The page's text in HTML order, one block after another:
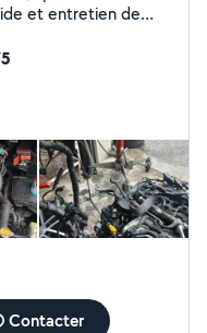
et entretien de
fiable, transparent
Compétences
technique.
et devis clairs
Contacter